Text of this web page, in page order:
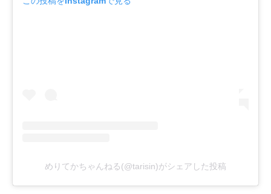
めりてかちゃんねる(@tarisin)がシェアした投稿